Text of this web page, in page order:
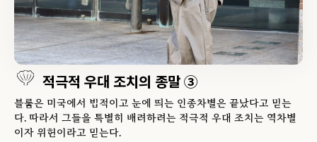
적극적 우대 조치의 종말 ③
블룸은 미국에서 법적이고 눈에 띄는 인종차별은 끝났다고 믿는
다. 따라서 그들을 특별히 배려하려는 적극적 우대 조치는 역차별
이자 위헌이라고 믿는다.